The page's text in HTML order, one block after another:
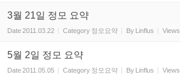
3월 21일 정모 요약
Date2011.03.22 Category 정모요약 By Linflus Views
5월 2일 정모 요약
Date2011.05.05 Category 정모요약 By Linflus Views